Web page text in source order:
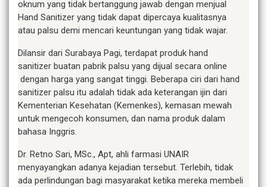
oknum yang tidak bertanggung jawab dengan menjual
Hand Sanitizer yang tidak dapat dipercaya kualitasnya
atau palsu demi mencari keuntungan yang tidak wajar.
Dilansir dari Surabaya Pagi, terdapat produk hand
sanitizer buatan pabrik palsu yang dijual secara online
dengan harga yang sangat tinggi. Beberapa ciri dari hand
sanitizer palsu itu adalah tidak ada keterangan ijin dari
Kementerian Kesehatan (Kemenkes), kemasan mewah
untuk mengecoh konsumen, dan nama produk dalam
bahasa Inggris.
Dr. Retno Sari, MSc., Apt, ahli farmasi UNAIR
menyayangkan adanya kejadian tersebut. Terlebih, tidak
ada perlindungan bagi masyarakat ketika mereka membeli